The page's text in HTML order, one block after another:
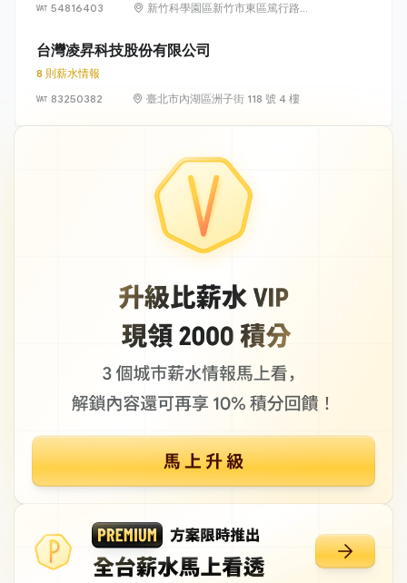
54816403
新竹科學園區新竹市東區篤行路6
台灣凌昇科技股份有限公司
8 則薪水情報
83250382
臺北市內湖區洲子街 118 號 4 樓